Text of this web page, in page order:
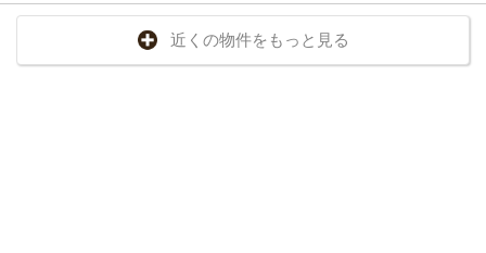
近くの物件をもっと見る